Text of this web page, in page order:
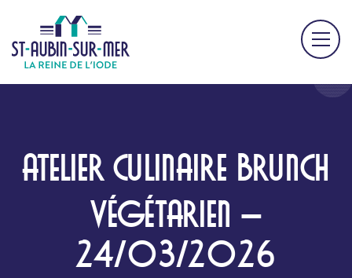
ATELIER CULINAIRE BRUNCH
VÉGÉTARIEN –
24/03/2026